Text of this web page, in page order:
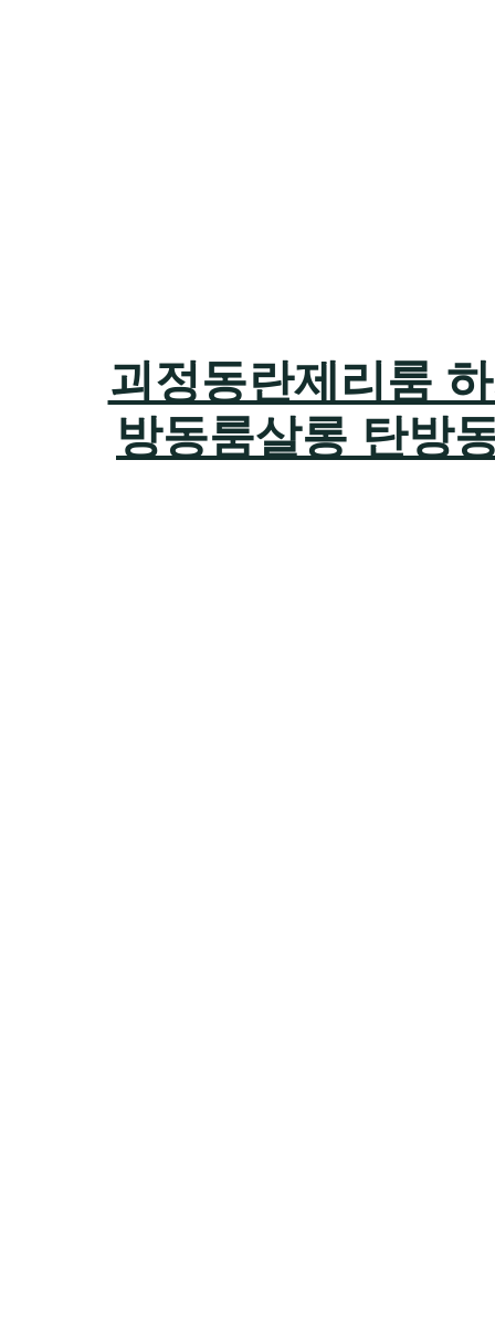
괴정동란제리룸
방동룸살롱 탄방